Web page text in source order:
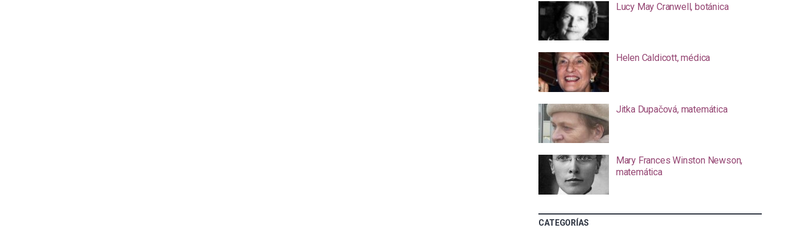
Lucy May Cranwell, botánica
Helen Caldicott, médica
Jitka Dupačová, matemática
Mary Frances Winston Newson,
matemática
CATEGORÍAS